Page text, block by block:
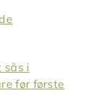
sås i
før første